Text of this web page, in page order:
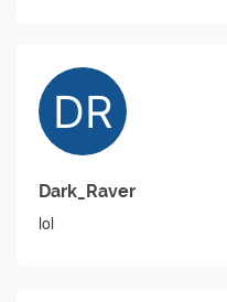
Dark_Raver
lol